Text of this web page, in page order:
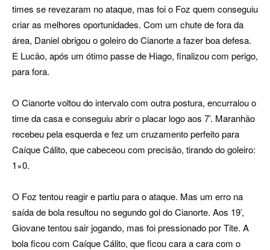
times se revezaram no ataque, mas foi o Foz quem conseguiu
criar as melhores oportunidades. Com um chute de fora da
área, Daniel obrigou o goleiro do Cianorte a fazer boa defesa.
E Lucão, após um ótimo passe de Hiago, finalizou com perigo,
para fora.
O Cianorte voltou do intervalo com outra postura, encurralou o
time da casa e conseguiu abrir o placar logo aos 7’. Maranhão
recebeu pela esquerda e fez um cruzamento perfeito para
Caíque Cálito, que cabeceou com precisão, tirando do goleiro:
1×0.
O Foz tentou reagir e partiu para o ataque. Mas um erro na
saída de bola resultou no segundo gol do Cianorte. Aos 19’,
Giovane tentou sair jogando, mas foi pressionado por Tite. A
bola ficou com Caíque Cálito, que ficou cara a cara com o